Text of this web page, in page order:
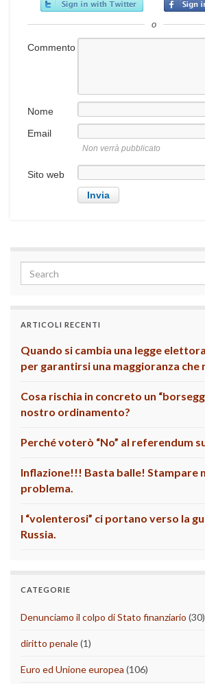
o
Commento
Nome
Email
Non verrà pubblicato
Sito web
ARTICOLI RECENTI
Quando si cambia una legge
per garantirsi una maggioranza che
Cosa rischia in concreto un
nostro ordinamento?
Perché voterò “No” al referendum
Inflazione!!! Basta balle! Stampare
problema.
I “volenterosi” ci portano verso la
Russia.
CATEGORIE
Denunciamo il colpo di Stato finanziario (30)
diritto penale(1)
Euro ed Unione europea (106)